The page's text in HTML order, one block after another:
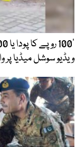
ویڈیو سوشل میڈیا پر